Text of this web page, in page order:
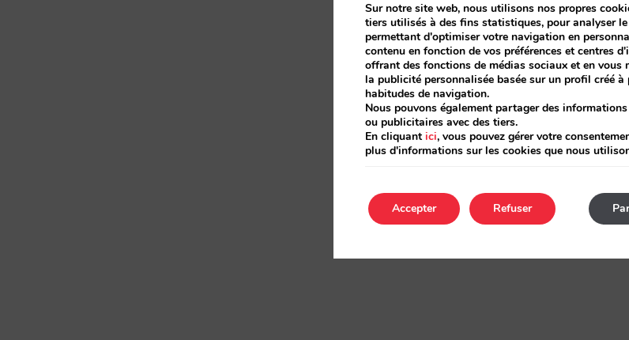
Sur notre site web, nous utilisons nos propres
tiers utilisés à des fins statistiques, pour analyser
permettant d'optimiser votre navigation en
contenu en fonction de vos préférences et centres
offrant des fonctions de médias sociaux et en vous
la publicité personnalisée basée sur un profil créé
habitudes de navigation.
Nous pouvons également partager des
ou publicitaires avec des tiers.
En cliquant ici, vous pouvez gérer votre
plus d'informations sur les cookies que nous
Accepter Refuser